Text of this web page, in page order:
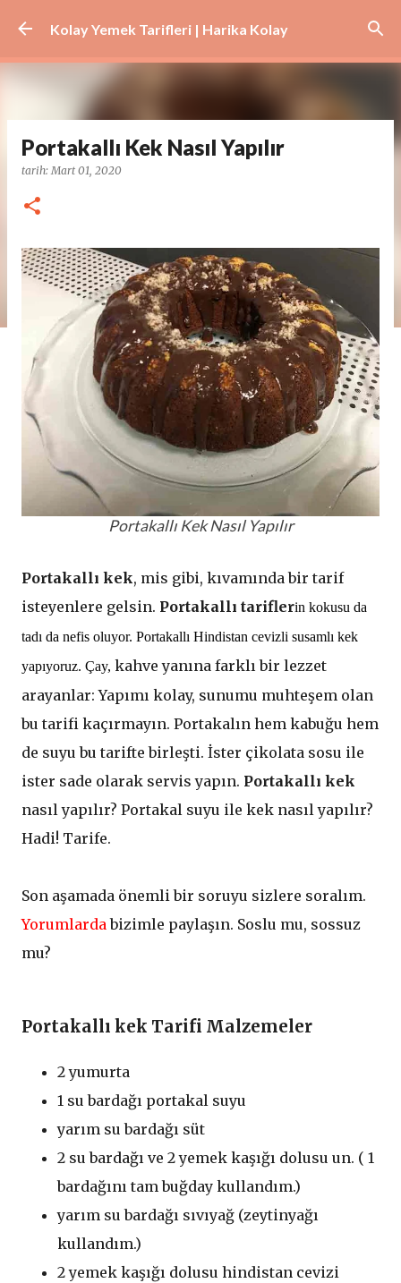
Ana içeriğe atla
Kolay Yemek Tarifleri | Harika Kolay
Portakallı Kek Nasıl Yapılır
tarih:Mart 01, 2020
Portakallı Kek Nasıl Yapılır
Portakallı kek, mis gibi, kıvamında bir tarif
isteyenlere gelsin. Portakallı tariflerin kokusu da
tadı da nefis oluyor. Portakallı Hindistan cevizli susamlı kek
yapıyoruz. Çay, kahve yanına farklı bir lezzet
arayanlar: Yapımı kolay, sunumu muhteşem olan
bu tarifi kaçırmayın. Portakalın hem kabuğu hem
de suyu bu tarifte birleşti. İster çikolata sosu ile
ister sade olarak servis yapın. Portakallı kek
nasıl yapılır? Portakal suyu ile kek nasıl yapılır?
Hadi! Tarife.
Son aşamada önemli bir soruyu sizlere soralım.
Yorumlardabizimle paylaşın. Soslu mu, sossuz
mu?
Portakallı kek Tarifi Malzemeler
2 yumurta
1 su bardağı portakal suyu
yarım su bardağı süt
2 su bardağı ve 2 yemek kaşığı dolusu un. ( 1
bardağını tam buğday kullandım.)
yarım su bardağı sıvıyağ (zeytinyağı
kullandım.)
2 yemek kaşığı dolusu hindistan cevizi